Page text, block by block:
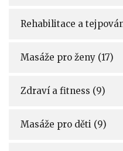
Rehabilitace a
Masáže pro ženy (17)
Zdraví a fitness (9)
Masáže pro děti (9)